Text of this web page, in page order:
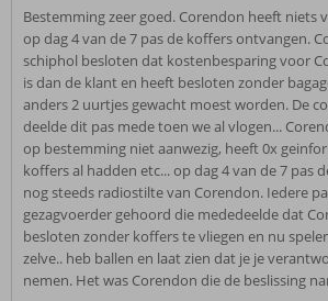
Bestemming zeer goed. Corendon heeft niets
op dag 4 van de 7 pas de koffers ontvangen.
schiphol besloten dat kostenbesparing voor
is dan de klant en heeft besloten zonder
anders 2 uurtjes gewacht moest worden. De
deelde dit pas mede toen we al vlogen...
op bestemming niet aanwezig, heeft 0x
koffers al hadden etc... op dag 4 van de 7 pas
nog steeds radiostilte van Corendon. Iedere
gezagvoerder gehoord die mededeelde dat
besloten zonder koffers te vliegen en nu
zelve.. heb ballen en laat zien dat je je
nemen. Het was Corendon die de beslissing